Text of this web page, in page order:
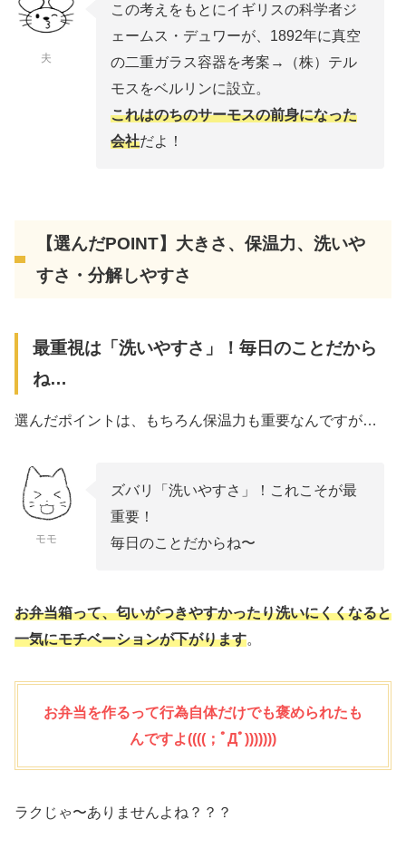
夫
この考えをもとにイギリスの科学者ジ
ェームス・デュワーが、1892年に真空
の二重ガラス容器を考案→（株）テル
モスをベルリンに設立。
これはのちのサーモスの前身になった
会社だよ！
【選んだPOINT】大きさ、保温力、洗いや
すさ・分解しやすさ
最重視は「洗いやすさ」！毎日のことだから
ね…
選んだポイントは、もちろん保温力も重要なんですが…
モモ
ズバリ「洗いやすさ」！これこそが最
重要！
毎日のことだからね〜
お弁当箱って、匂いがつきやすかったり洗いにくくなると
一気にモチベーションが下がります。
お弁当を作るって行為自体だけでも褒められたも
んですよ((((；ﾟДﾟ)))))))
ラクじゃ〜ありませんよね？？？